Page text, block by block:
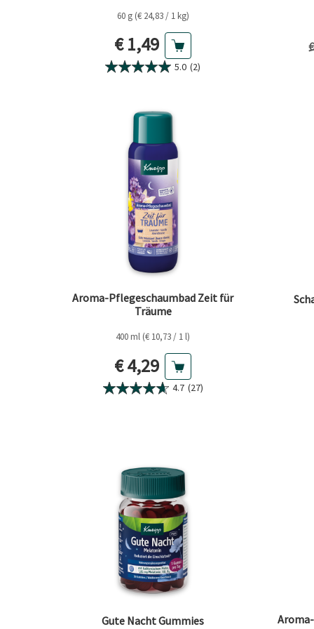
60 g (€ 24,83 / 1 kg)
Aktueller Preis
€ 1,49
5.0 (2)
Aroma-Pflegeschaumbad Zeit für
Träume
400 ml (€ 10,73 / 1 l)
Aktueller Preis
€ 4,29
4.7 (27)
Gute Nacht Gummies